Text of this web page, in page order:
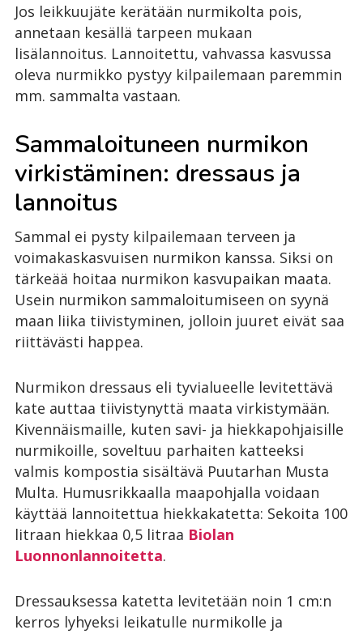
Jos leikkuujäte kerätään nurmikolta pois,
annetaan kesällä tarpeen mukaan
lisälannoitus. Lannoitettu, vahvassa kasvussa
oleva nurmikko pystyy kilpailemaan paremmin
mm. sammalta vastaan.
Sammaloituneen nurmikon
virkistäminen: dressaus ja
lannoitus
Sammal ei pysty kilpailemaan terveen ja
voimakaskasvuisen nurmikon kanssa. Siksi on
tärkeää hoitaa nurmikon kasvupaikan maata.
Usein nurmikon sammaloitumiseen on syynä
maan liika tiivistyminen, jolloin juuret eivät saa
riittävästi happea.
Nurmikon dressaus eli tyvialueelle levitettävä
kate auttaa tiivistynyttä maata virkistymään.
Kivennäismaille, kuten savi- ja hiekkapohjaisille
nurmikoille, soveltuu parhaiten katteeksi
valmis kompostia sisältävä Puutarhan Musta
Multa. Humusrikkaalla maapohjalla voidaan
käyttää lannoitettua hiekkakatetta: Sekoita 100
litraan hiekkaa 0,5 litraa Biolan
Luonnonlannoitetta.
Dressauksessa katetta levitetään noin 1 cm:n
kerros lyhyeksi leikatulle nurmikolle ja